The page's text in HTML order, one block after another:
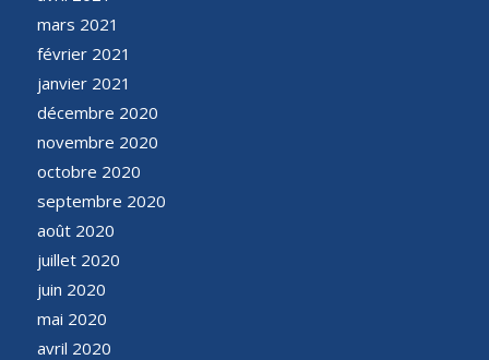
mars 2021
février 2021
janvier 2021
décembre 2020
novembre 2020
octobre 2020
septembre 2020
août 2020
juillet 2020
juin 2020
mai 2020
avril 2020